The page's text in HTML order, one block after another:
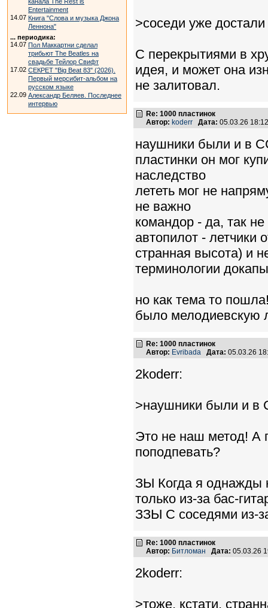
Entertainment
14.07 Книга "Слова и музыка Джона
Леннона"
... периодика:
14.07 Пол Маккартни сделал
трибьют The Beatles на
свадьбе Тейлор Свифт
17.02 СЕКРЕТ "Big Beat 83" (2026).
Первый мерсибит-альбом на
русском языке
22.09 Александр Беляев. Последнее
интервью
>соседи уже достали
С перекрытиями в
идея, и может она
не залитовал.
Re: 1000 пластинок
Автор: koderr Дата: 05.03.26
наушники были и в
пластинки он мог
наследство
лететь мог не
не важно
командор - да, так
автопилот - летчики
странная высота) и
терминологии
но как тема то
было мелодиевскую
Re: 1000 пластинок
Автор: Evribada Дата: 05.03.26
2koderr:
>наушники были и в
Это не наш метод! А
поподпевать?
ЗЫ Когда я однажды
только из-за бас-
ЗЗЫ С соседями из-
Re: 1000 пластинок
Автор: Битломан Дата: 05.03.26
2koderr:
>тоже, кстати,